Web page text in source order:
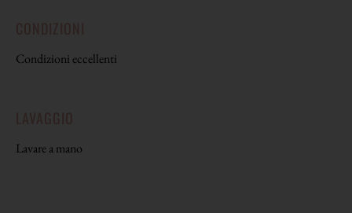
Condizioni eccellenti
Lavare a mano